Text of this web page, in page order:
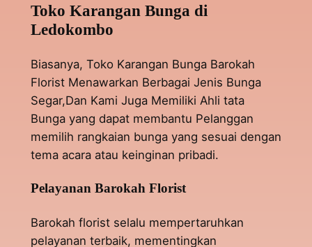
Toko Karangan Bunga di
Ledokombo
Biasanya, Toko Karangan Bunga Barokah
Florist Menawarkan Berbagai Jenis Bunga
Segar,Dan Kami Juga Memiliki Ahli tata
Bunga yang dapat membantu Pelanggan
memilih rangkaian bunga yang sesuai dengan
tema acara atau keinginan pribadi.
Pelayanan Barokah Florist
Barokah florist selalu mempertaruhkan
pelayanan terbaik, mementingkan